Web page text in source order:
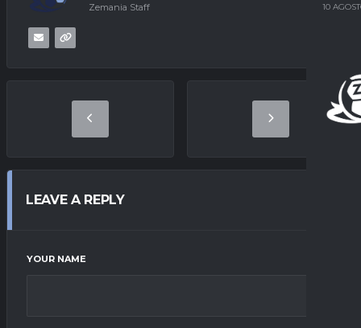
10
Zemania Staff
LEAVE A REPLY
YOUR NAME